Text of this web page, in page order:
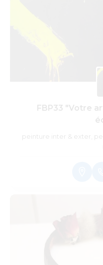
FBP33 "Votre
peinture inter & exter,